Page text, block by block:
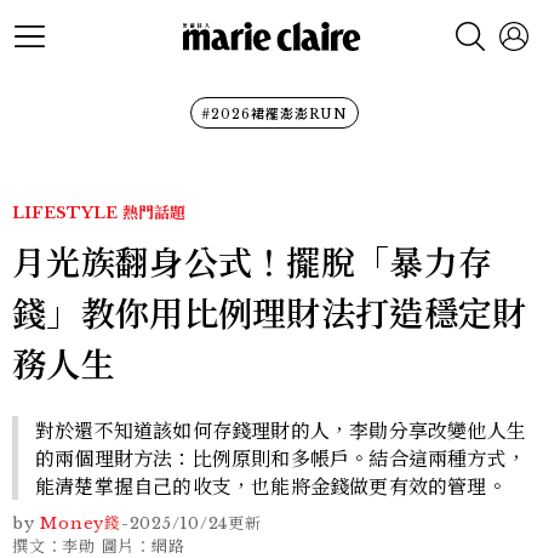
#2026裙襬澎澎RUN
LIFESTYLE 熱門話題
月光族翻身公式！擺脫「暴力存
錢」教你用比例理財法打造穩定財
務人生
對於還不知道該如何存錢理財的人，李勛分享改變他人生
的兩個理財方法：比例原則和多帳戶。結合這兩種方式，
能清楚掌握自己的收支，也能將金錢做更有效的管理。
by Money錢-2025/10/24更新
撰文：李勛 圖片：網路